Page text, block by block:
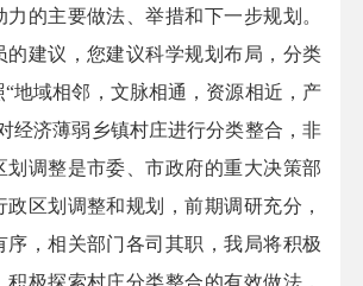
力的主要做法、举措和下一步规划。
的建议，您建议科学规划布局，分类
“地域相邻，文脉相通，资源相近，产
经济薄弱乡镇村庄进行分类整合，非
划调整是市委、市政府的重大决策部
区划调整和规划，前期调研充分，
序，相关部门各司其职 ，我局将积极